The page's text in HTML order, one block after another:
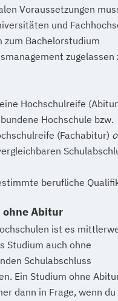
Voraussetzungen
und
zum Bachelorstudium
zugelassen
Hochschulreife
Hochschule bzw.
(Fachabitur)
berufliche
ohne Abitur
ist es
Studium auch ohne
Schulabschluss
Ein Studium ohne
dann in Frage, wenn du